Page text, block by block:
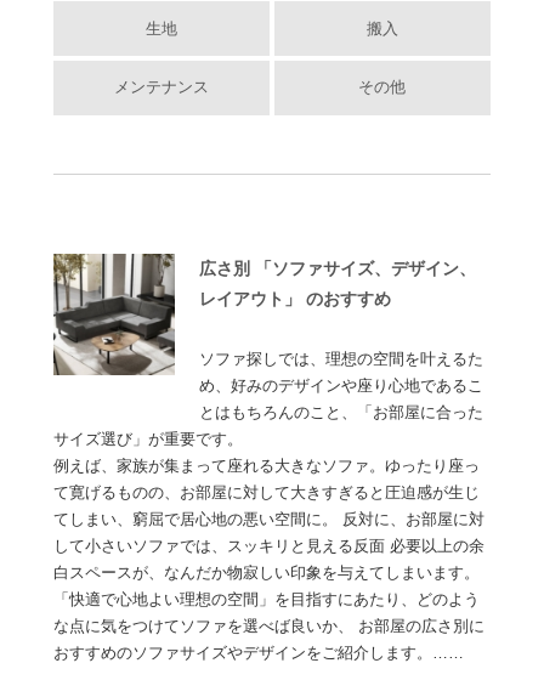
生地 搬入
メンテナンス その他
広さ別 「ソファサイズ、デザイン、
レイアウト」 のおすすめ
ソファ探しでは、理想の空間を叶えるた
め、好みのデザインや座り心地であるこ
とはもちろんのこと、「お部屋に合った
サイズ選び」が重要です。
例えば、家族が集まって座れる大きなソファ。ゆったり座っ
て寛げるものの、お部屋に対して大きすぎると圧迫感が生じ
てしまい、窮屈で居心地の悪い空間に。 反対に、お部屋に対
して小さいソファでは、スッキリと見える反面 必要以上の余
白スペースが、なんだか物寂しい印象を与えてしまいます。
「快適で心地よい理想の空間」を目指すにあたり、どのよう
な点に気をつけてソファを選べば良いか、 お部屋の広さ別に
おすすめのソファサイズやデザインをご紹介します。……